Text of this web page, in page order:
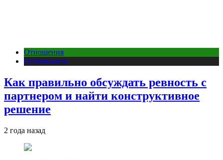
Отношения
Публикации
Как правильно обсуждать ревность с
партнером и найти конструктивное
решение
2 года назад